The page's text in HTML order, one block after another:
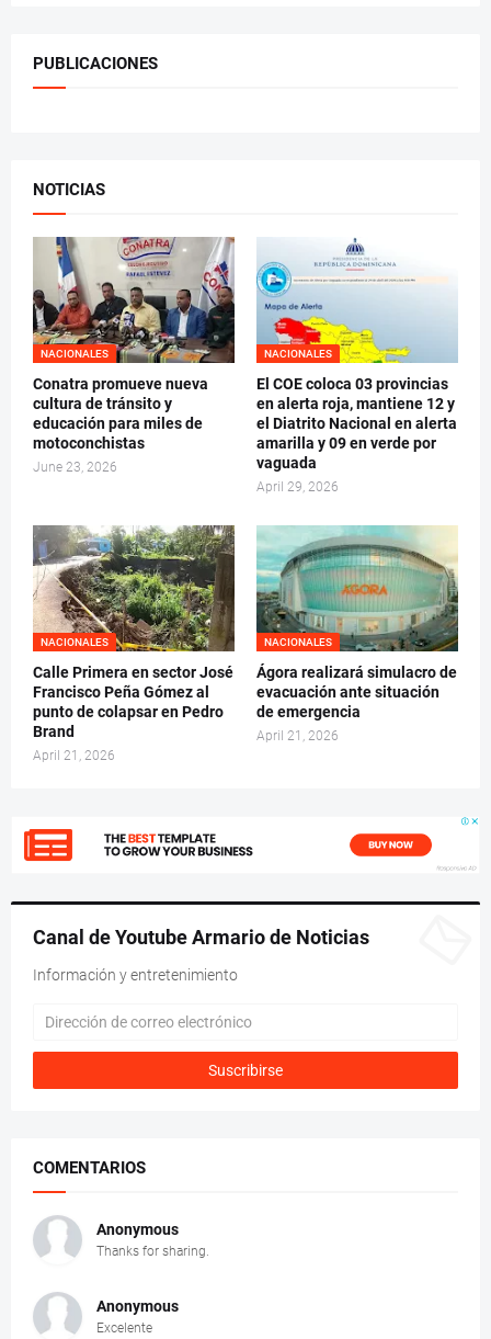
PUBLICACIONES
NOTICIAS
NACIONALES
Conatra promueve nueva
cultura de tránsito y
educación para miles de
motoconchistas
June 23, 2026
NACIONALES
El COE coloca 03 provincias
en alerta roja, mantiene 12 y
el Diatrito Nacional en alerta
amarilla y 09 en verde por
vaguada
April 29, 2026
NACIONALES
Calle Primera en sector José
Francisco Peña Gómez al
punto de colapsar en Pedro
Brand
April 21, 2026
NACIONALES
Ágora realizará simulacro de
evacuación ante situación
de emergencia
April 21, 2026
Canal de Youtube Armario de Noticias
Información y entretenimiento
COMENTARIOS
Anonymous
Thanks for sharing.
Anonymous
Excelente